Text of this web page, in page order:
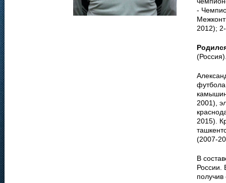
-
2012);
2001),
2015).
(2007-
В
России.